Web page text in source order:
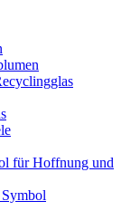
für Hoffnung und